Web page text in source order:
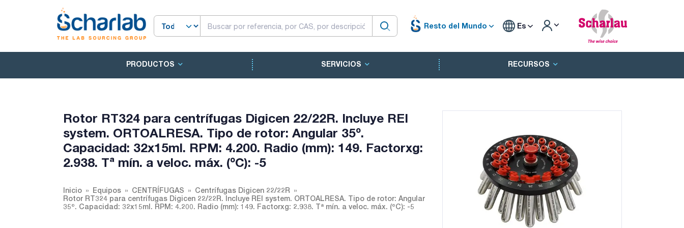
Resto del Mundo Es
PRODUCTOS SERVICIOS RECURSOS
Rotor RT324 para centrífugas Digicen 22/22R. Incluye REI
system. ORTOALRESA. Tipo de rotor: Angular 35º.
Capacidad: 32x15ml. RPM: 4.200. Radio (mm): 149. Factorxg:
2.938. Tª mín. a veloc. máx. (ºC): -5
Inicio Equipos CENTRÍFUGAS
Centrífugas Digicen 22/22R
Rotor RT324 para centrífugas Digicen 22/22R. Incluye REI system. ORTOALRESA. Tipo de rotor: Angular
35º. Capacidad: 32x15ml. RPM: 4.200. Radio (mm): 149. Factorxg: 2.938. Tª mín. a veloc. máx. (ºC): -5